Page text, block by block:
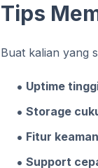
Tips
Buat kalian yang
Uptime
Storage
Fitur
Support